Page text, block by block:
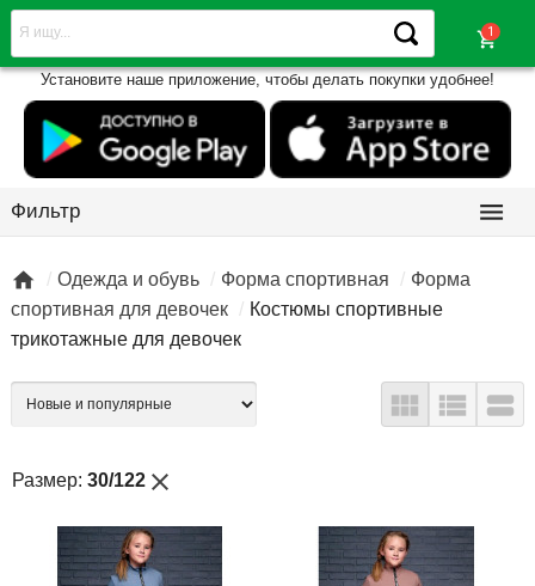
shopping_cart
Установите наше приложение, чтобы делать покупки удобнее!
Фильтр 
 Одежда и обувь Форма спортивная
Форма
спортивная для девочек
Костюмы спортивные
трикотажные для девочек
  
Размер: 30/122 close